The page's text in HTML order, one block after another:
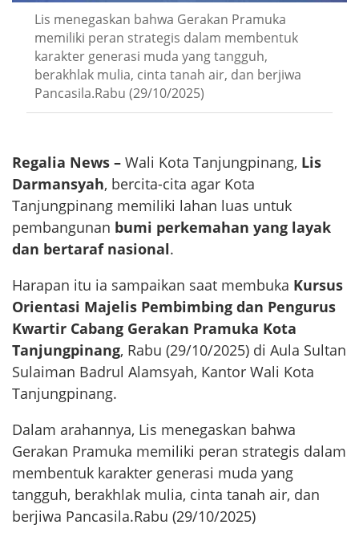
Lis menegaskan bahwa Gerakan Pramuka
memiliki peran strategis dalam membentuk
karakter generasi muda yang tangguh,
berakhlak mulia, cinta tanah air, dan berjiwa
Pancasila.Rabu (29/10/2025)
Regalia News – Wali Kota Tanjungpinang, Lis
Darmansyah, bercita-cita agar Kota
Tanjungpinang memiliki lahan luas untuk
pembangunan bumi perkemahan yang layak
dan bertaraf nasional.
Harapan itu ia sampaikan saat membuka Kursus
Orientasi Majelis Pembimbing dan Pengurus
Kwartir Cabang Gerakan Pramuka Kota
Tanjungpinang, Rabu (29/10/2025) di Aula Sultan
Sulaiman Badrul Alamsyah, Kantor Wali Kota
Tanjungpinang.
Dalam arahannya, Lis menegaskan bahwa
Gerakan Pramuka memiliki peran strategis dalam
membentuk karakter generasi muda yang
tangguh, berakhlak mulia, cinta tanah air, dan
berjiwa Pancasila.Rabu (29/10/2025)